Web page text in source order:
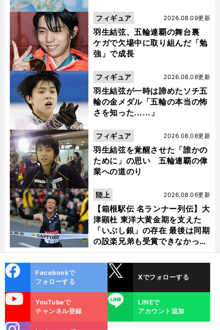
羽生結弦、五輪連覇の舞台裏
ケガで欠場中に取り組んだ「勉
強」で成長
2026.08.09更新
フィギュア
羽生結弦が一時は諦めたソチ五
輪の金メダル「五輪の本当の怖
さを知った......」
2026.08.08更新
フィギュア
羽生結弦を覚醒させた「誰かの
ために」の思い 五輪連覇の偉
業への道のり
2026.08.08更新
フィギュア
【箱根駅伝 名ランナー列伝】大
津顕杜 東洋大黄金期を支えた
「いぶし銀」の存在 最後は同期
の設楽兄弟も受賞できなかった
金栗杯に輝く
2026.08.06更新
陸上
ok
Facebookで
フォローする
Xでフォローする
YouTubeで
チャンネル登録
LINE
LINEで
アカウント追加